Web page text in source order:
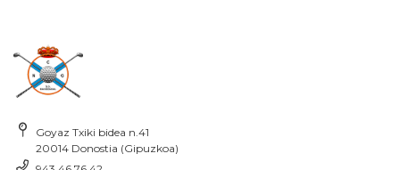
Goyaz Txiki bidea n.41
20014 Donostia (Gipuzkoa)